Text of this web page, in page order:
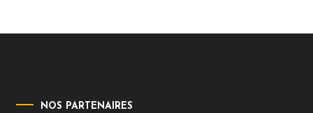
NOS PARTENAIRES